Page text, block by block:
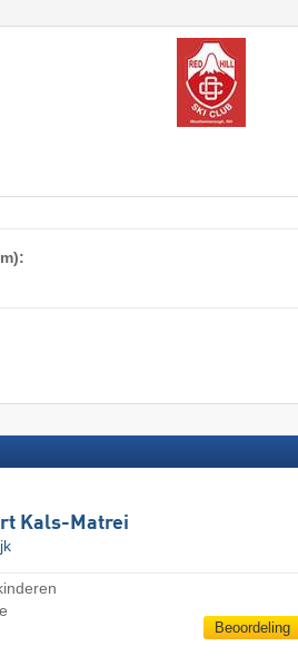
Kals-Matrei
Beoordeling